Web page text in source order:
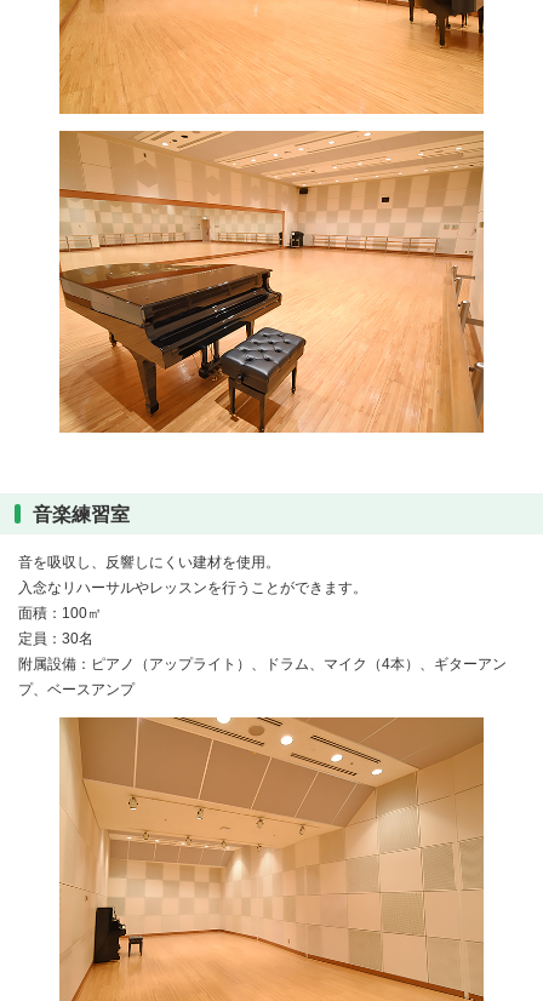
音楽練習室
音を吸収し、反響しにくい建材を使用。
入念なリハーサルやレッスンを行うことができます。
面積：100㎡
定員：30名
附属設備：ピアノ（アップライト）、ドラム、マイク（4本）、ギターアン
プ、ベースアンプ